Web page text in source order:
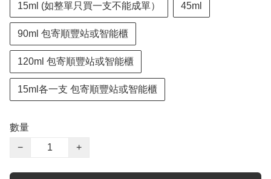
15ml (如整單只買一支不能成單） 45ml
90ml 包寄順豐站或智能櫃
120ml 包寄順豐站或智能櫃
15ml各一支 包寄順豐站或智能櫃
數量
−
+